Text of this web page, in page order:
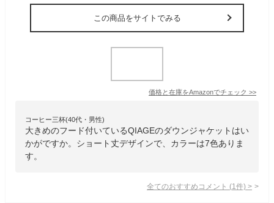
この商品をサイトでみる
価格と在庫をAmazonでチェック >>
コーヒー三杯(40代・男性)
大きめのフード付いているQIAGEのダウンジャケットはい
かがですか。ショート丈デザインで、カラーは7色ありま
す。
全てのおすすめコメント (1 件) >